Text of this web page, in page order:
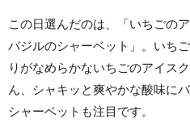
この日選んだのは、「いちごの
バジルのシャーベット」。いち
りがなめらかないちごのアイス
ん、シャキッと爽やかな酸味に
シャーベットも注目です。